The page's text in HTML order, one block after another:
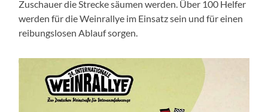
Zuschauer die Strecke säumen werden. Über 100 Helfer
werden für die Weinrallye im Einsatz sein und für einen
reibungslosen Ablauf sorgen.